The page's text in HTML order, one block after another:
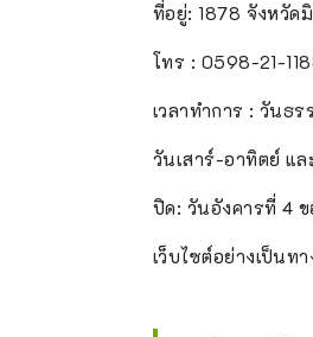
ที่อยู่: 1878 จังหวัด
โทร : 0598-21-
เวลาทำการ : วันธ
วันเสาร์-อาทิตย์ แล
ปิด: วันอังคารที่ 4
เว็บไซต์อย่างเป็นท